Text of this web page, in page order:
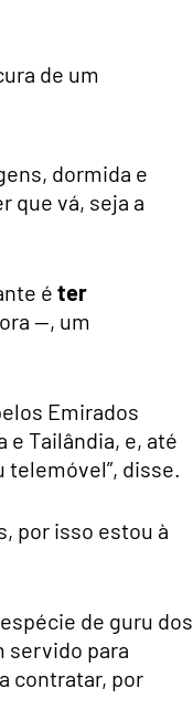
de um
dormida e
que vá, seja a
é ter
—, um
Emirados
e Tailândia, e, até
telemóvel”, disse.
por isso estou à
de guru dos
servido para
contratar, por